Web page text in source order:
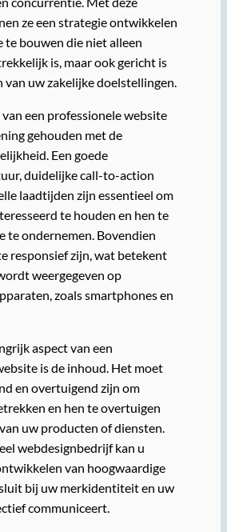
ze een strategie ontwikkelen
te bouwen die niet alleen
is, maar ook gericht is
van uw zakelijke doelstellingen.
een professionele website
gehouden met de
Een goede
duidelijke call-to-action
laadtijden zijn essentieel om
te houden en hen te
te ondernemen. Bovendien
responsief zijn, wat betekent
weergegeven op
zoals smartphones en
aspect van een
is de inhoud. Het moet
en overtuigend zijn om
en hen te overtuigen
uw producten of diensten.
webdesignbedrijf kan u
van hoogwaardige
bij uw merkidentiteit en uw
communiceert.